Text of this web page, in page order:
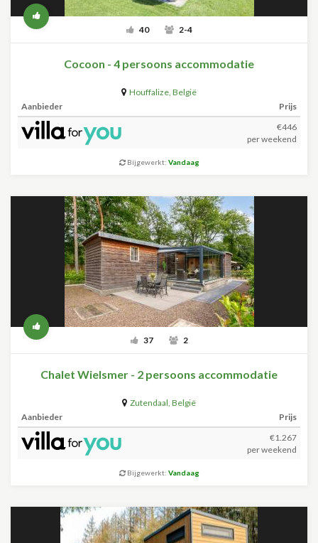
40 2-4
Cocoon - 4 persoons accommodatie
Houffalize, België
Aanbieder
Prijs
€446
per weekend
Bijgewerkt: Vandaag
37 2
Chalet Wielsmer - 2 persoons accommodatie
Zutendaal, België
Aanbieder
Prijs
€1.267
per weekend
Bijgewerkt: Vandaag